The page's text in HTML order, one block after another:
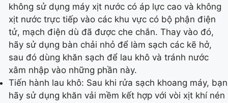
không sử dụng máy xịt nước có áp lực cao và không
xịt nước trực tiếp vào các khu vực có bộ phận điện
tử, mạch điện dù đã được che chắn. Thay vào đó,
hãy sử dụng bàn chải nhỏ để làm sạch các kẽ hở,
sau đó dùng khăn sạch để lau khô và tránh nước
xâm nhập vào những phần này.
Tiến hành lau khô: Sau khi rửa sạch khoang máy, bạn
hãy sử dụng khăn vải mềm kết hợp với vòi xịt khí nén